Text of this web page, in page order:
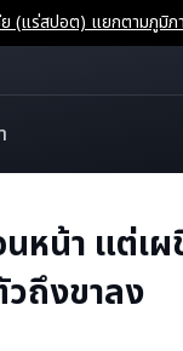
(แร่สปอต) แยกตามภูมิภ
นหน้า แต่เ
ถึงขาลง